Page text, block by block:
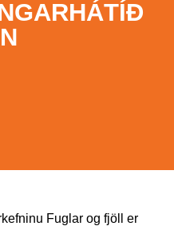
Fuglar og fjöll er